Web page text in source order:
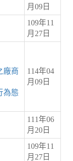
月09日
109年11
月27日
廠商
為態
114年04
月09日
111年06
月20日
109年11
月27日